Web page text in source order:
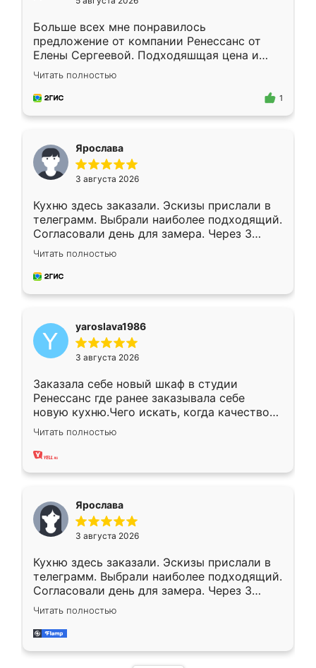
Больше всех мне понравилось
предложение от компании Ренессанс от
Елены Сергеевой. Подходяшщая цена и
короткие сроки изготовления. Приехавший
для замера сотрудник Владислав
предложил по моему эскизу самый
Читать полностью
1
Ярослава
3 августа 2026
Кухню здесь заказали. Эскизы прислали в
телеграмм. Выбрали наиболее подходящий.
Согласовали день для замера. Через 3
недели кухня была уже готова. Остались
довольны работой. Спасибо Ренессанс
мебель за качественную работу!
Читать полностью
yaroslava1986
3 августа 2026
Заказала себе новый шкаф в студии
Ренессанс где ранее заказывала себе
новую кухню.Чего искать, когда качеством
вполне довольна. Служит кухня уже почти
два года, нареканий нет.
Читать полностью
Ярослава
3 августа 2026
Кухню здесь заказали. Эскизы прислали в
телеграмм. Выбрали наиболее подходящий.
Согласовали день для замера. Через 3
недели кухня была уже готова. Остались
довольны работой. Спасибо Ренессанс
мебель за качественную работу!
Читать полностью